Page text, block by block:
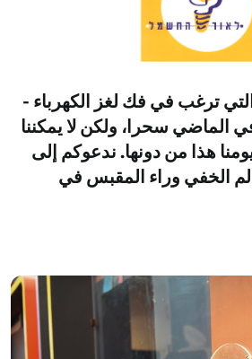
ترغب في فك لغز الكهرباء -
الماضي سحرا، ولكن لا يمكننا
هذا من دونها. ندعوكم إلى
الخفي وراء المقبس في